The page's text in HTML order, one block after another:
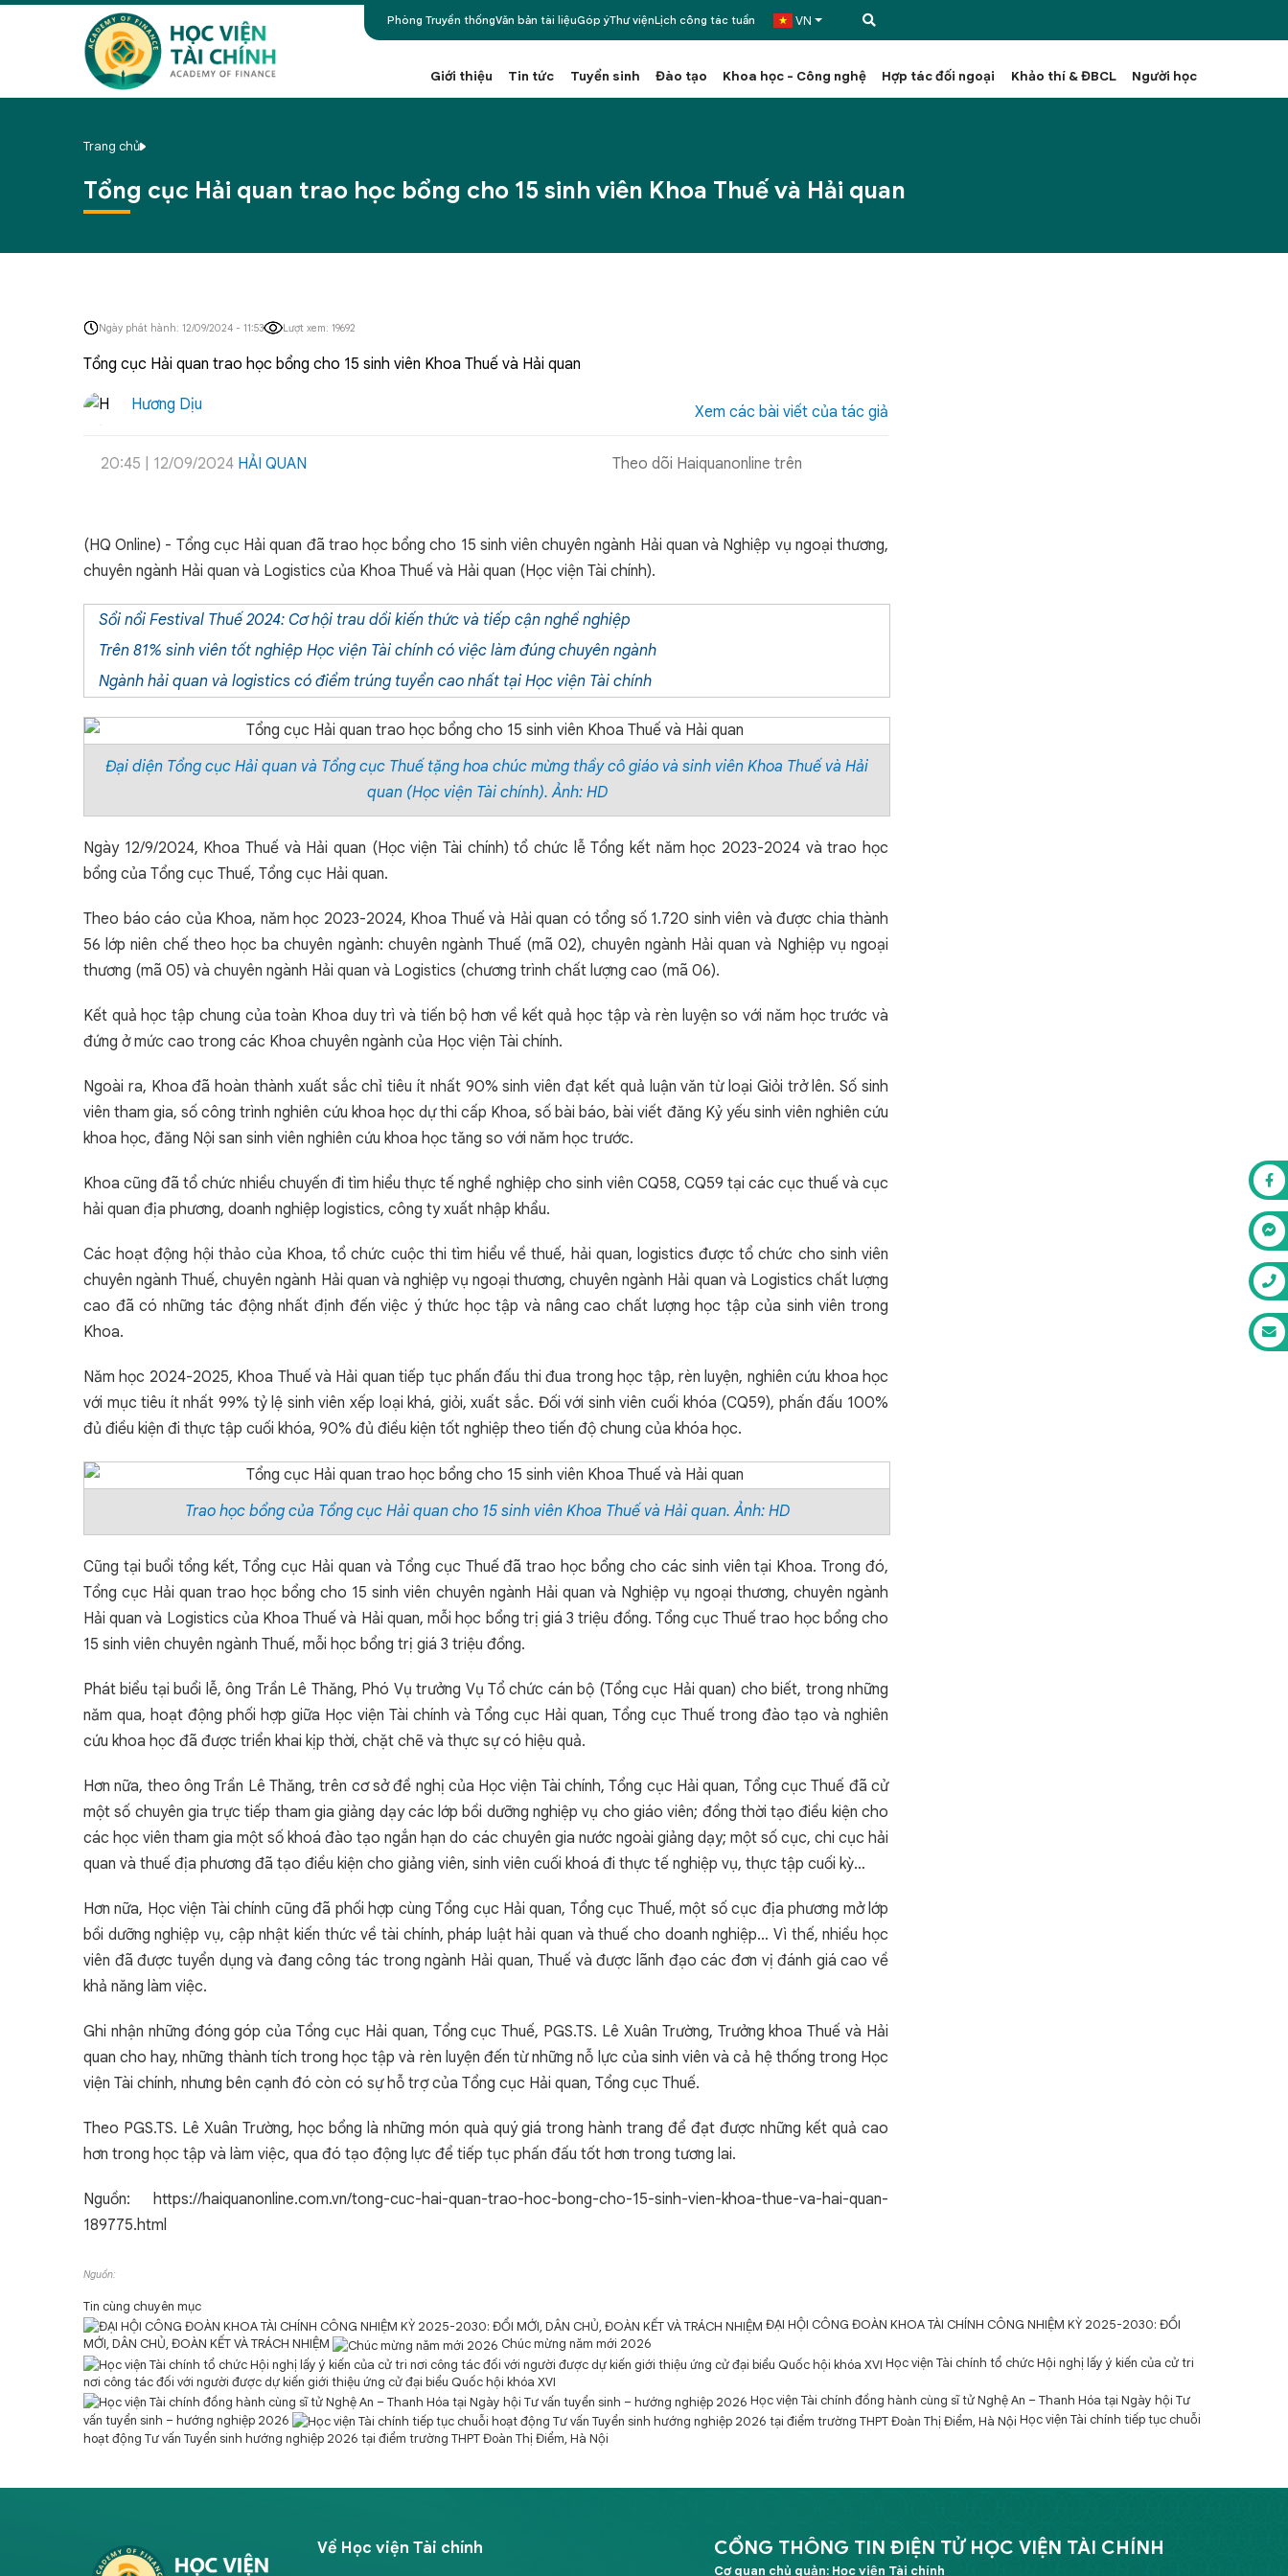
Phòng Truyền thốngVăn bản tài liệuGóp ýThư việnLịch công tác tuần VN
Giới thiệu Tin tức Tuyển sinh Đào tạo Khoa học - Công nghệ Hợp tác đối ngoại Khảo thí & ĐBCL Người học
Trang chủ
Tổng cục Hải quan trao học bổng cho 15 sinh viên Khoa Thuế và Hải quan
Ngày phát hành: 12/09/2024 - 11:53 Lượt xem: 19692
Tổng cục Hải quan trao học bổng cho 15 sinh viên Khoa Thuế và Hải quan
Hương Dịu Xem các bài viết của tác giả
20:45 12/09/2024 HẢI QUAN Theo dõi Haiquanonline trên
(HQ Online) - Tổng cục Hải quan đã trao học bổng cho 15 sinh viên chuyên ngành Hải quan và Nghiệp vụ ngoại thương,
chuyên ngành Hải quan và Logistics của Khoa Thuế và Hải quan (Học viện Tài chính).
Sổi nổi Festival Thuế 2024: Cơ hội trau dồi kiến thức và tiếp cận nghề nghiệp
Trên 81% sinh viên tốt nghiệp Học viện Tài chính có việc làm đúng chuyên ngành
Ngành hải quan và logistics có điểm trúng tuyển cao nhất tại Học viện Tài chính
Đại diện Tổng cục Hải quan và Tổng cục Thuế tặng hoa chúc mừng thầy cô giáo và sinh viên Khoa Thuế và Hải
quan (Học viện Tài chính). Ảnh: HD
Ngày 12/9/2024, Khoa Thuế và Hải quan (Học viện Tài chính) tổ chức lễ Tổng kết năm học 2023-2024 và trao học
bổng của Tổng cục Thuế, Tổng cục Hải quan.
Theo báo cáo của Khoa, năm học 2023-2024, Khoa Thuế và Hải quan có tổng số 1.720 sinh viên và được chia thành
56 lớp niên chế theo học ba chuyên ngành: chuyên ngành Thuế (mã 02), chuyên ngành Hải quan và Nghiệp vụ ngoại
thương (mã 05) và chuyên ngành Hải quan và Logistics (chương trình chất lượng cao (mã 06).
Kết quả học tập chung của toàn Khoa duy trì và tiến bộ hơn về kết quả học tập và rèn luyện so với năm học trước và
đứng ở mức cao trong các Khoa chuyên ngành của Học viện Tài chính.
Ngoài ra, Khoa đã hoàn thành xuất sắc chỉ tiêu ít nhất 90% sinh viên đạt kết quả luận văn từ loại Giỏi trở lên. Số sinh
viên tham gia, số công trình nghiên cứu khoa học dự thi cấp Khoa, số bài báo, bài viết đăng Kỷ yếu sinh viên nghiên cứu
khoa học, đăng Nội san sinh viên nghiên cứu khoa học tăng so với năm học trước.
Khoa cũng đã tổ chức nhiều chuyến đi tìm hiểu thực tế nghề nghiệp cho sinh viên CQ58, CQ59 tại các cục thuế và cục
hải quan địa phương, doanh nghiệp logistics, công ty xuất nhập khẩu.
Các hoạt động hội thảo của Khoa, tổ chức cuộc thi tìm hiểu về thuế, hải quan, logistics được tổ chức cho sinh viên
chuyên ngành Thuế, chuyên ngành Hải quan và nghiệp vụ ngoại thương, chuyên ngành Hải quan và Logistics chất lượng
cao đã có những tác động nhất định đến việc ý thức học tập và nâng cao chất lượng học tập của sinh viên trong
Khoa.
Năm học 2024-2025, Khoa Thuế và Hải quan tiếp tục phấn đấu thi đua trong học tập, rèn luyện, nghiên cứu khoa học
với mục tiêu ít nhất 99% tỷ lệ sinh viên xếp loại khá, giỏi, xuất sắc. Đối với sinh viên cuối khóa (CQ59), phấn đấu 100%
đủ điều kiện đi thực tập cuối khóa, 90% đủ điều kiện tốt nghiệp theo tiến độ chung của khóa học.
Trao học bổng của Tổng cục Hải quan cho 15 sinh viên Khoa Thuế và Hải quan. Ảnh: HD
Cũng tại buổi tổng kết, Tổng cục Hải quan và Tổng cục Thuế đã trao học bổng cho các sinh viên tại Khoa. Trong đó,
Tổng cục Hải quan trao học bổng cho 15 sinh viên chuyên ngành Hải quan và Nghiệp vụ ngoại thương, chuyên ngành
Hải quan và Logistics của Khoa Thuế và Hải quan, mỗi học bổng trị giá 3 triệu đồng. Tổng cục Thuế trao học bổng cho
15 sinh viên chuyên ngành Thuế, mỗi học bổng trị giá 3 triệu đồng.
Phát biểu tại buổi lễ, ông Trần Lê Thăng, Phó Vụ trưởng Vụ Tổ chức cán bộ (Tổng cục Hải quan) cho biết, trong những
năm qua, hoạt động phối hợp giữa Học viện Tài chính và Tổng cục Hải quan, Tổng cục Thuế trong đào tạo và nghiên
cứu khoa học đã được triển khai kịp thời, chặt chẽ và thực sự có hiệu quả.
Hơn nữa, theo ông Trần Lê Thăng, trên cơ sở đề nghị của Học viện Tài chính, Tổng cục Hải quan, Tổng cục Thuế đã cử
một số chuyên gia trực tiếp tham gia giảng dạy các lớp bồi dưỡng nghiệp vụ cho giáo viên; đồng thời tạo điều kiện cho
các học viên tham gia một số khoá đào tạo ngắn hạn do các chuyên gia nước ngoài giảng dạy; một số cục, chi cục hải
quan và thuế địa phương đã tạo điều kiện cho giảng viên, sinh viên cuối khoá đi thực tế nghiệp vụ, thực tập cuối kỳ…
Hơn nữa, Học viện Tài chính cũng đã phối hợp cùng Tổng cục Hải quan, Tổng cục Thuế, một số cục địa phương mở lớp
bồi dưỡng nghiệp vụ, cập nhật kiến thức về tài chính, pháp luật hải quan và thuế cho doanh nghiệp… Vì thế, nhiều học
viên đã được tuyển dụng và đang công tác trong ngành Hải quan, Thuế và được lãnh đạo các đơn vị đánh giá cao về
khả năng làm việc.
Ghi nhận những đóng góp của Tổng cục Hải quan, Tổng cục Thuế, PGS.TS. Lê Xuân Trường, Trưởng khoa Thuế và Hải
quan cho hay, những thành tích trong học tập và rèn luyện đến từ những nỗ lực của sinh viên và cả hệ thống trong Học
viện Tài chính, nhưng bên cạnh đó còn có sự hỗ trợ của Tổng cục Hải quan, Tổng cục Thuế.
Theo PGS.TS. Lê Xuân Trường, học bổng là những món quà quý giá trong hành trang để đạt được những kết quả cao
hơn trong học tập và làm việc, qua đó tạo động lực để tiếp tục phấn đấu tốt hơn trong tương lai.
Nguồn: https://haiquanonline.com.vn/tong-cuc-hai-quan-trao-hoc-bong-cho-15-sinh-vien-khoa-thue-va-hai-quan-
189775.html
Nguồn:
Tin cùng chuyên mục
ĐẠI HỘI CÔNG ĐOÀN KHOA TÀI CHÍNH CÔNG NHIỆM KỲ 2025-2030: ĐỔI
MỚI, DÂN CHỦ, ĐOÀN KẾT VÀ TRÁCH NHIỆM
Chúc mừng năm mới 2026
Học viện Tài chính tổ chức Hội nghị lấy ý kiến của cử tri
nơi công tác đối với người được dự kiến giới thiệu ứng cử đại biểu Quốc hội khóa XVI
Học viện Tài chính đồng hành cùng sĩ tử Nghệ An – Thanh Hóa tại Ngày hội Tư
vấn tuyển sinh – hướng nghiệp 2026
Học viện Tài chính tiếp tục chuỗi
hoạt động Tư vấn Tuyển sinh hướng nghiệp 2026 tại điểm trường THPT Đoàn Thị Điểm, Hà Nội
Về Học viện Tài chính CỔNG THÔNG TIN ĐIỆN TỬ HỌC VIỆN TÀI CHÍNH
Cơ quan chủ quản: Học viện Tài chính